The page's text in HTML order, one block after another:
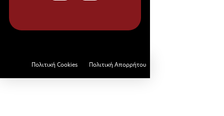
Πολιτική Cookies Πολιτική Απορρήτου